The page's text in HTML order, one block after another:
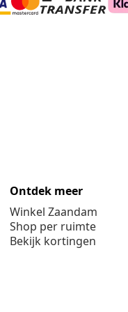
Ontdek meer
Winkel Zaandam
Shop per ruimte
Bekijk kortingen